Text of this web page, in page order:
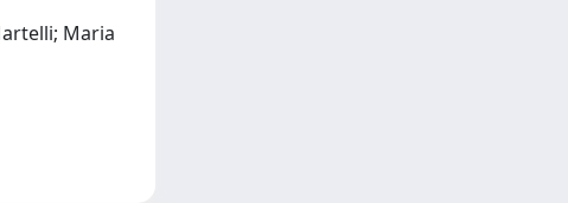
Maria